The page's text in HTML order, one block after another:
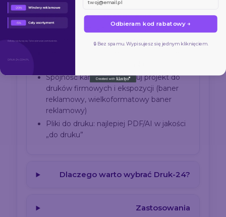
Personalizacja / znakowanie
Popularne znakowanie: tampodruk
(czytelne logo, dobre do detali)
Spójność kampanii: dopasuj projekt do
druków firmowych i ekspozycji (baner
reklamowy, wielkoformatowy baner
reklamowy)
Pliki do druku: najlepiej PDF/AI w jakości
„do druku”
Dlaczego warto wybrać Druk-24?
Zastosowania
Odbieram kod rabatowy →
🔒 Bez spamu. Wypisujesz się jednym kliknięciem.